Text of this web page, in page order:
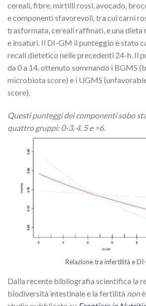
cereali, fibre, mirtilli rossi, avocado,
e componenti sfavorevoli, tra cui carni
trasformata, cereali raffinati, e una dieta
e insaturi. Il DI-GM il punteggio è stato
recall dietetico nelle precedenti 24-h. Il
da 0 a 14, ottenuto sommando i BGMS
microbiota score) e i UGMS
score).
Questi punteggi dei componenti sobo
quattro gruppi: 0-3, 4, 5 e >6.
Relazione tra infertilità e
Dalla recente bibliografia scientifica la
biodiversità intestinale e la fertilità nonè